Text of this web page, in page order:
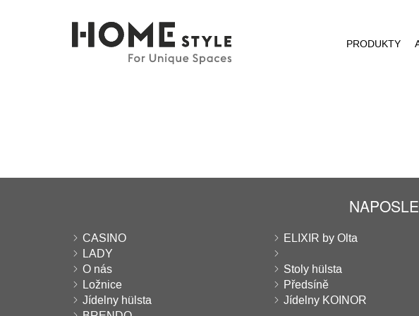
PRODUKTY
CASINO ELIXIR by Olta
LADY
O nás
Stoly hülsta
Ložnice
Předsíně
Jídelny hülsta
Jídelny KOINOR